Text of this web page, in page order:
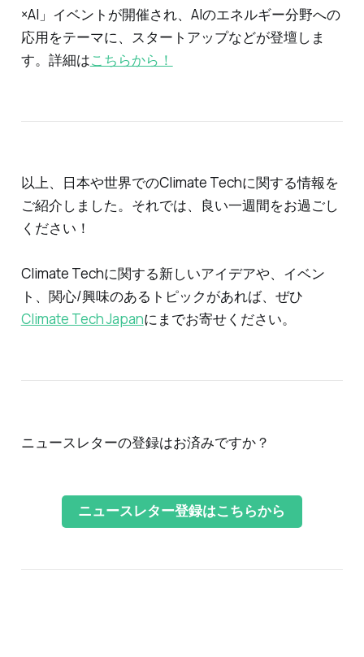
×AI」イベントが開催され、AIのエネルギー分野への
応用をテーマに、スタートアップなどが登壇しま
す。詳細はこちらから！
以上、日本や世界でのClimate Techに関する情報を
ご紹介しました。それでは、良い一週間をお過ごし
ください！
Climate Techに関する新しいアイデアや、イベン
ト、関心/興味のあるトピックがあれば、ぜひ
Climate Tech Japanにまでお寄せください。
ニュースレターの登録はお済みですか？
ニュースレター登録はこちらから